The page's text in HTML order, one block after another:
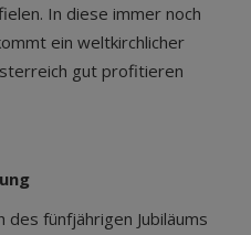
In diese immer noch
ein weltkirchlicher
gut profitieren
des fünfjährigen Jubiläums